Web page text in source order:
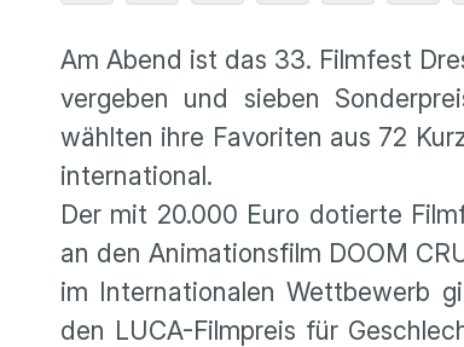
Am Abend ist das 33. Filmfest
vergeben und sieben
wählten ihre Favoriten aus 72
international.
Der mit 20.000 Euro dotierte
an den Animationsfilm DOOM
im Internationalen Wettbewerb
den LUCA-Filmpreis für